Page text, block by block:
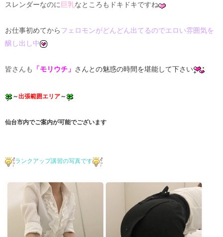
スレンダーなのに巨乳なところもドキドキですね
お仕事初めてからフェロモンがどんどん出てるのでエロい雰囲気を
醸し出し中
皆さんも 「モリウチ」 さんとの魅惑の時間を堪能して下さい
～出張範囲エリア～
仙台市内でご案内が可能でございます
ランクアップ講習の写真です